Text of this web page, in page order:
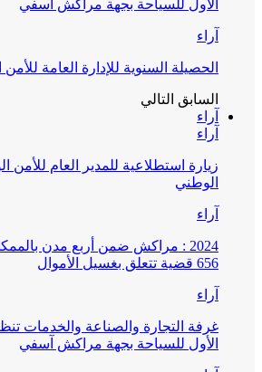
الأول للسياحة بجهة مراكش آسفي
آراء
الحصيلة السنوية للإدارة العامة للأمن
السابق التالي
آراء
آراء
زيارة استطلاعية للمدير العام للأمن
الوطني
آراء
2024 : مراكش ضمن أربع مدن
656 قضية تتعلق بغسيل الأموال
آراء
غرفة التجارة والصناعة والخدمات
الأول للسياحة بجهة مراكش آسفي